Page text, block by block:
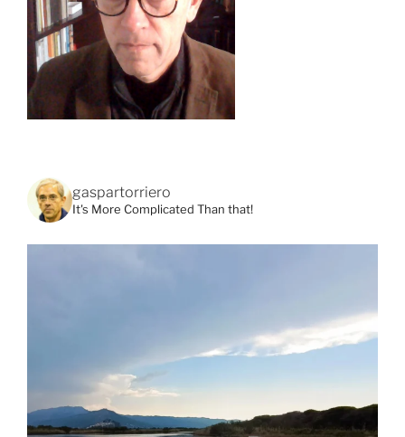
gaspartorriero
It's More Complicated Than that!